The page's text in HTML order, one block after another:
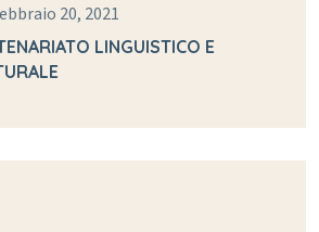
20, 2021
LINGUISTICO E